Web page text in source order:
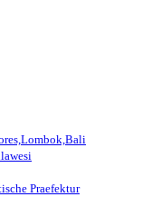
Praefektur